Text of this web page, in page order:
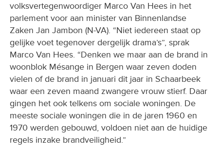
volksvertegenwoordiger Marco Van Hees in het
parlement voor aan minister van Binnenlandse
Zaken Jan Jambon (N-VA). “Niet iedereen staat op
gelijke voet tegenover dergelijk drama’s”, sprak
Marco Van Hees. “Denken we maar aan de brand in
woonblok Mésange in Bergen waar zeven doden
vielen of de brand in januari dit jaar in Schaarbeek
waar een zeven maand zwangere vrouw stierf. Daar
gingen het ook telkens om sociale woningen. De
meeste sociale woningen die in de jaren 1960 en
1970 werden gebouwd, voldoen niet aan de huidige
regels inzake brandveiligheid.”